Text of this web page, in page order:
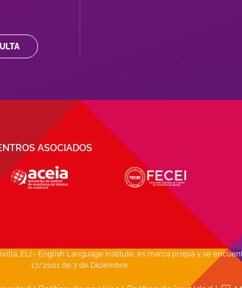
ASOCIADOS
ELI - English Language Institute, es marca propia y se
17/2001 de 7 de Diciembre.